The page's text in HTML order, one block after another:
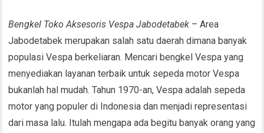
Bengkel Toko Aksesoris Vespa Jabodetabek – Area
Jabodetabek merupakan salah satu daerah dimana banyak
populasi Vespa berkeliaran. Mencari bengkel Vespa yang
menyediakan layanan terbaik untuk sepeda motor Vespa
bukanlah hal mudah. Tahun 1970-an, Vespa adalah sepeda
motor yang populer di Indonesia dan menjadi representasi
dari masa lalu. Itulah mengapa ada begitu banyak orang yang